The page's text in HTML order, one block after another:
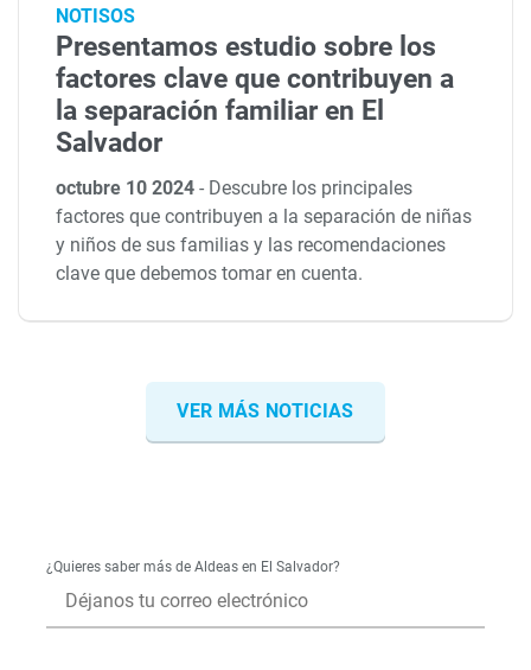
NOTISOS
Presentamos estudio sobre los
factores clave que contribuyen a
la separación familiar en El
Salvador
octubre 10 2024- Descubre los principales
factores que contribuyen a la separación de niñas
y niños de sus familias y las recomendaciones
clave que debemos tomar en cuenta.
VER MÁS NOTICIAS
¿Quieres saber más de Aldeas en El Salvador?